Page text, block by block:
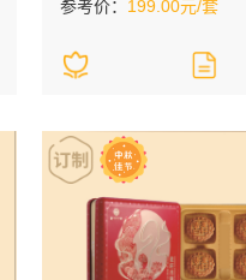
参考价： 199.00元/套